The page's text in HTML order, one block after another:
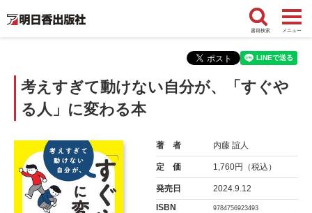
書籍検索 メニュー
考えすぎて動けない自分が、「すぐや
る人」に変わる本
著 者 内藤 誼人
定 価 1,760円（税込）
発売日
2024.9.12
ISBN
9784756923493